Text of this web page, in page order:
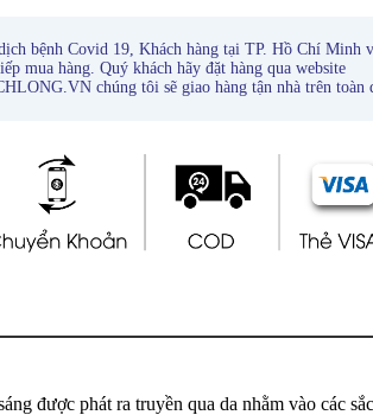
bệnh Covid 19, Khách hàng tại TP. Hồ Chí Minh
mua hàng. Quý khách hãy đặt hàng qua website
chúng tôi sẽ giao hàng tận nhà trên toàn
được phát ra truyền qua da nhằm vào các